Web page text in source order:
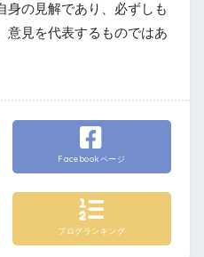
身の見解であり、必ずしも
意見を代表するものではあ
Facebookページ
ブログランキング